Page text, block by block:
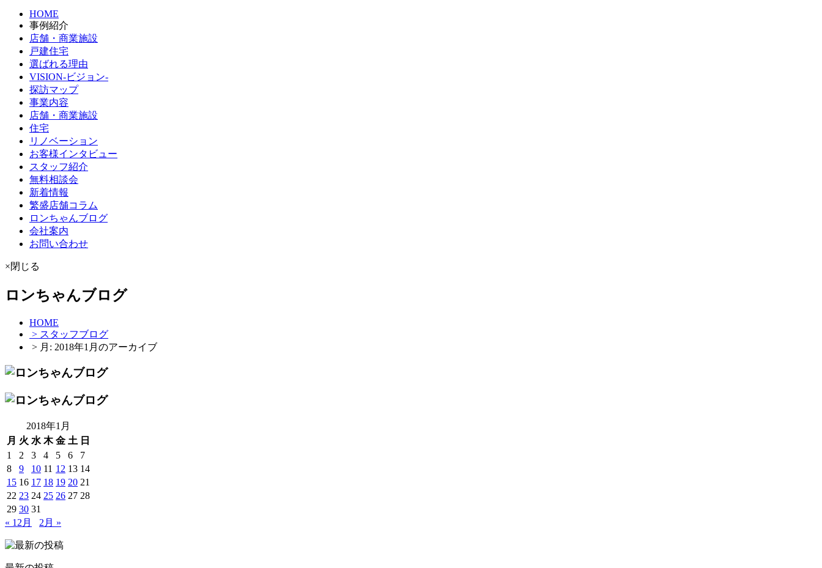
HOME
事例紹介
店舗・商業施設
戸建住宅
選ばれる理由
VISION-ビジョン-
探訪マップ
事業内容
店舗・商業施設
住宅
リノベーション
お客様インタビュー
スタッフ紹介
無料相談会
新着情報
繁盛店舗コラム
ロンちゃんブログ
会社案内
お問い合わせ
×閉じる
ロンちゃんブログ
HOME
> スタッフブログ
> 月: 2018年1月 のアーカイブ
2018年1月
月 火 水 木 金 土 日
1
2 3 4 5 6
7
8
9 10 11 12 13 14
15 16 17 18 19 20 21
22 23 24 25 26 27 28
29 30 31
« 12月
2月 »